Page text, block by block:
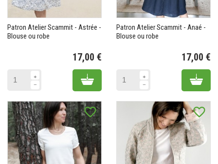
Patron Atelier Scammit - Astrée -
Blouse ou robe
17,00 €
Add to cart
Patron Atelier Scammit - Anaé -
Blouse ou robe
17,00 €
Add
favorite_border favorite_border